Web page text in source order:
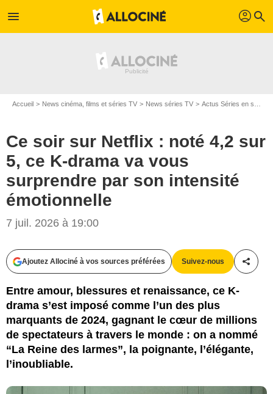
menu profil search
Accueil News cinéma, films et séries TV News séries TV Actus Séries en streaming
Ce soir sur Netflix : noté 4,2 sur
5, ce K-drama va vous
surprendre par son intensité
émotionnelle
7 juil. 2026 à 19:00
Ajoutez Allociné à vos sources préférées Suivez-nous
Entre amour, blessures et renaissance, ce K-
drama s’est imposé comme l’un des plus
marquants de 2024, gagnant le cœur de millions
de spectateurs à travers le monde : on a nommé
“La Reine des larmes”, la poignante, l’élégante,
l’inoubliable.